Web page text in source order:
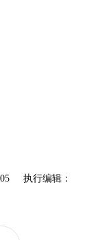
执行编辑：